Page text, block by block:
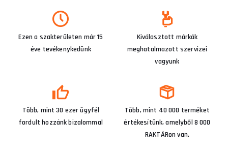
Ezen a szakterületen már 15
éve tevékenykedünk
Kiválasztott márkák
meghatalmazott szervizei
vagyunk
Több, mint 30 ezer ügyfél
fordult hozzánk bizalommal
Több, mint 40 000 terméket
értékesítünk, amelyből 8 000
RAKTÁRon van.